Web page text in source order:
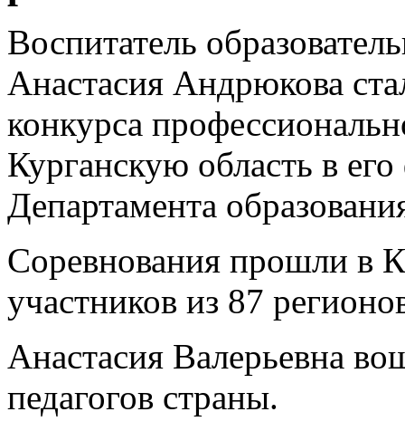
Воспитатель
Анастасия Андрюкова
конкурса
Курганскую область в
Департамента
Соревнования прошли в
участников из 87
Анастасия Валерьевна
педагогов страны.